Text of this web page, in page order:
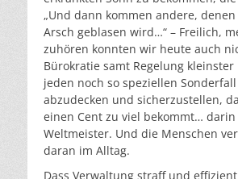
„Und dann kommen andere,
Arsch geblasen wird…“ – Freilich,
zuhören konnten wir heute auch
Bürokratie samt Regelung kleinster
jeden noch so speziellen
abzudecken und sicherzustellen,
einen Cent zu viel bekommt…
Weltmeister. Und die Menschen
daran im Alltag.
Dass Verwaltung straff und